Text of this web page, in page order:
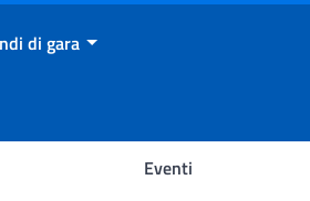
di gara
Eventi